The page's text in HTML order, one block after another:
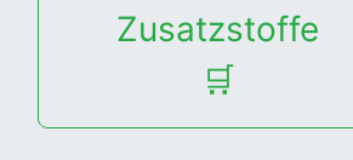
Zusatzstoffe
🛒